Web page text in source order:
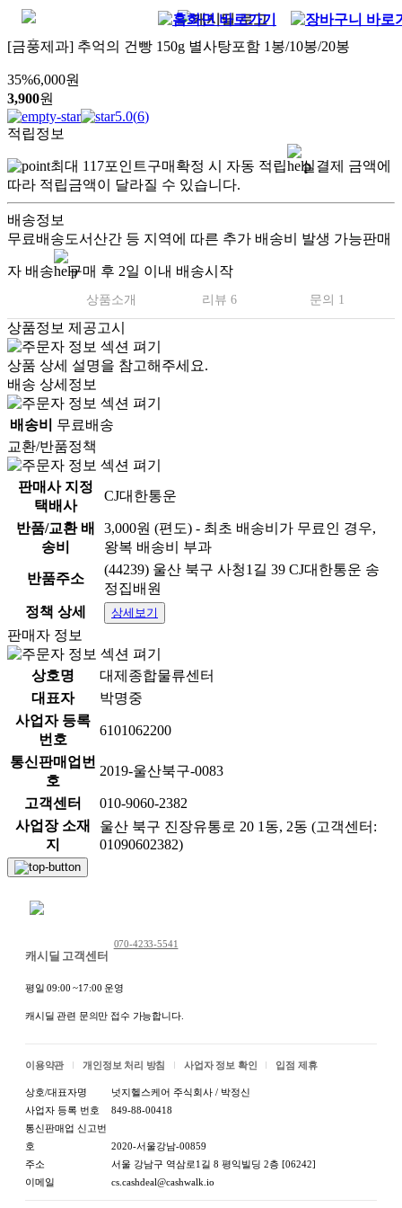
[금풍제과] 추억의 건빵 150g 별사탕포함 1봉/10봉/20봉
35%6,000원
3,900원
5.0(6)
적립정보
최대 117포인트구매확정 시 자동 적립
실결제 금액에
따라 적립금액이 달라질 수 있습니다.
배송정보
무료배송도서산간 등 지역에 따른 추가 배송비 발생 가능판매
자 배송 구매 후 2일 이내 배송시작
상품소개 리뷰 6 문의 1
.
상품정보 제공고시
상품 상세 설명을 참고해주세요.
배송 상세정보
배송비
무료배송
교환/반품정책
판매사 지정
택배사
CJ대한통운
반품/교환 배
송비
3,000원 (편도) - 최초 배송비가 무료인 경우,
왕복 배송비 부과
반품주소
(44239) 울산 북구 사청1길 39 CJ대한통운 송
정집배원
정책 상세
상세보기
판매자 정보
상호명
대제종합물류센터
대표자
박명중
사업자 등록
번호
6101062200
통신판매업번
호
2019-울산북구-0083
고객센터
010-9060-2382
사업장 소재
지
울산 북구 진장유통로 20 1동, 2동 (고객센터:
01090602382)
캐시딜 고객센터
070-4233-5541
평일 09:00 ~17:00 운영
캐시딜 관련 문의만 접수 가능합니다.
이용약관 개인정보 처리 방침 사업자 정보 확인 입점 제휴
상호/대표자명
넛지헬스케어 주식회사 / 박정신
사업자 등록 번호
849-88-00418
통신판매업 신고번
호
2020-서울강남-00859
주소
서울 강남구 역삼로1길 8 평익빌딩 2층 [06242]
이메일
cs.cashdeal@cashwalk.io